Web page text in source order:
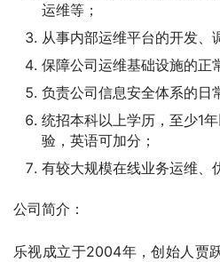
运维等；
从事内部运维平台的开发、
保障公司运维基础设施的正
负责公司信息安全体系的日
统招本科以上学历，至少1
验，英语可加分；
有较大规模在线业务运维、
公司简介：
乐视成立于2004年，创始人贾